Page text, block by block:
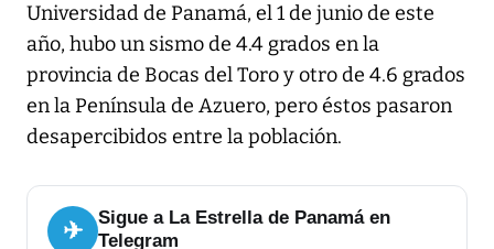
Universidad de Panamá, el 1 de junio de este
año, hubo un sismo de 4.4 grados en la
provincia de Bocas del Toro y otro de 4.6 grados
en la Península de Azuero, pero éstos pasaron
desapercibidos entre la población.
✈
Sigue a La Estrella de Panamá en
Telegram